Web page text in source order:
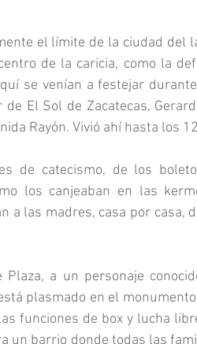
el límite de la ciudad del
de la caricia, como la
se venían a festejar
El Sol de Zacatecas,
Rayón. Vivió ahí hasta los
de catecismo, de los
los canjeaban en las
a las madres, casa por casa,
Plaza, a un personaje
plasmado en el
funciones de box y lucha
un barrio donde todas las